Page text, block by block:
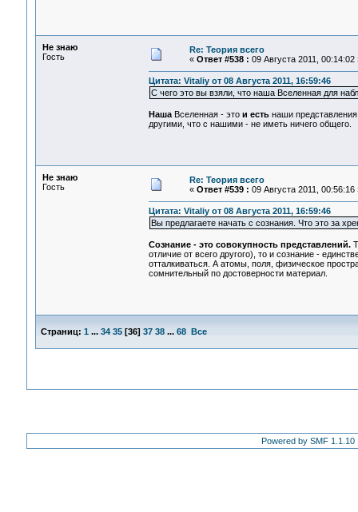
Не знаю
Гость
Re: Теория всего
« Ответ #538 : 09 Августа 2011, 00:14:02
Цитата: Vitaliy от 08 Августа 2011, 16:59:46
С чего это вы взяли, что наша Вселенная для
НашаВселенная - это и естьнаши
другими, что с нашими - не иметь ничего общего.
Не знаю
Гость
Re: Теория всего
« Ответ #539 : 09 Августа 2011, 00:56:16
Цитата: Vitaliy от 08 Августа 2011, 16:59:46
Вы предлагаете начать с сознания. Что это за
Сознание - это совокупность представлений.
отличие от всего другого), то и сознание -
отталкиваться. А атомы, поля, физическое
сомнительный по достоверности материал.
Страниц: 1 ... 34 35[36] 37 38 ... 68 Все
Powered by SMF 1.1.10